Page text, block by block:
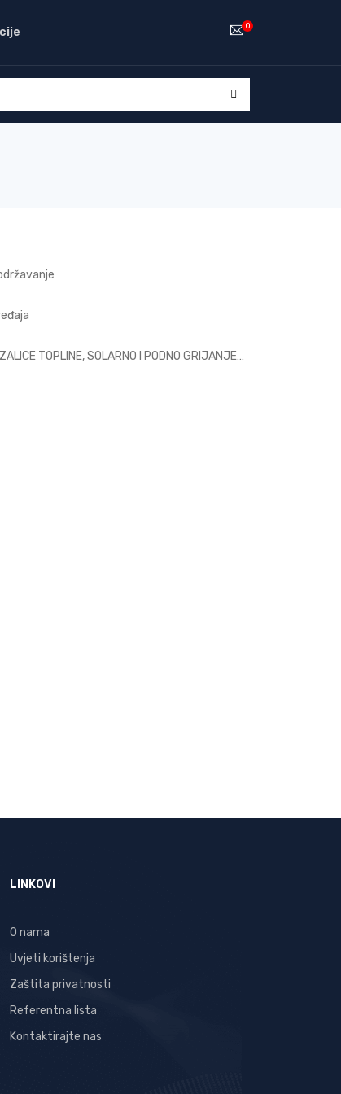
0
TOPLINE, SOLARNO I PODNO GRIJANJE…
LINKOVI
O nama
Uvjeti korištenja
Zaštita privatnosti
Referentna lista
Kontaktirajte nas